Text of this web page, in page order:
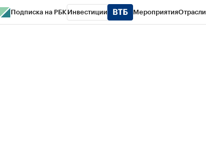
Подписка на РБК Инвестиции МероприятияОтрасли